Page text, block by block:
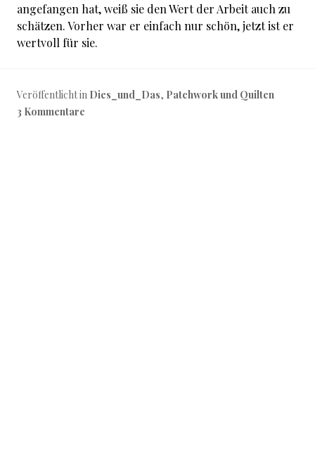
angefangen hat, weiß sie den Wert der Arbeit auch zu
schätzen. Vorher war er einfach nur schön, jetzt ist er
wertvoll für sie.
Veröffentlicht in Dies_und_Das, Patchwork und Quilten
3 Kommentare